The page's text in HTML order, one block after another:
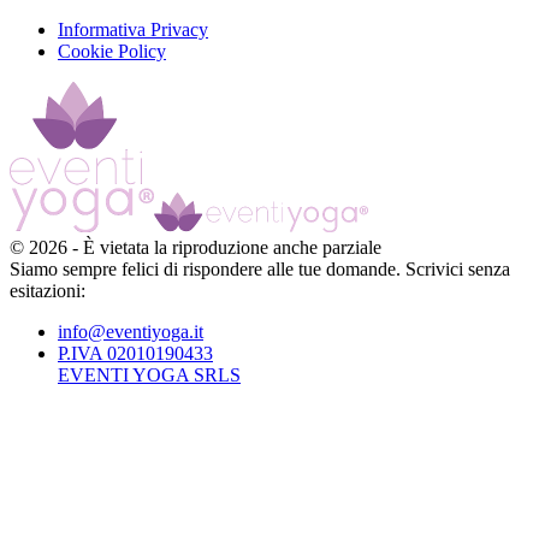
Informativa Privacy
Cookie Policy
© 2026 - È vietata la riproduzione anche parziale
Siamo sempre felici di rispondere alle tue domande. Scrivici senza
esitazioni:
info@eventiyoga.it
P.IVA 02010190433
EVENTI YOGA SRLS